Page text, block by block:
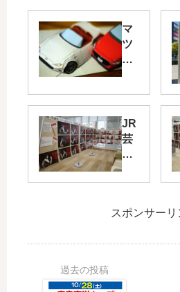
マ
ツ
ダ
同
社
の
パ
ク
フ
ー
JR
芸
備
を
援
る
スポンサーリ